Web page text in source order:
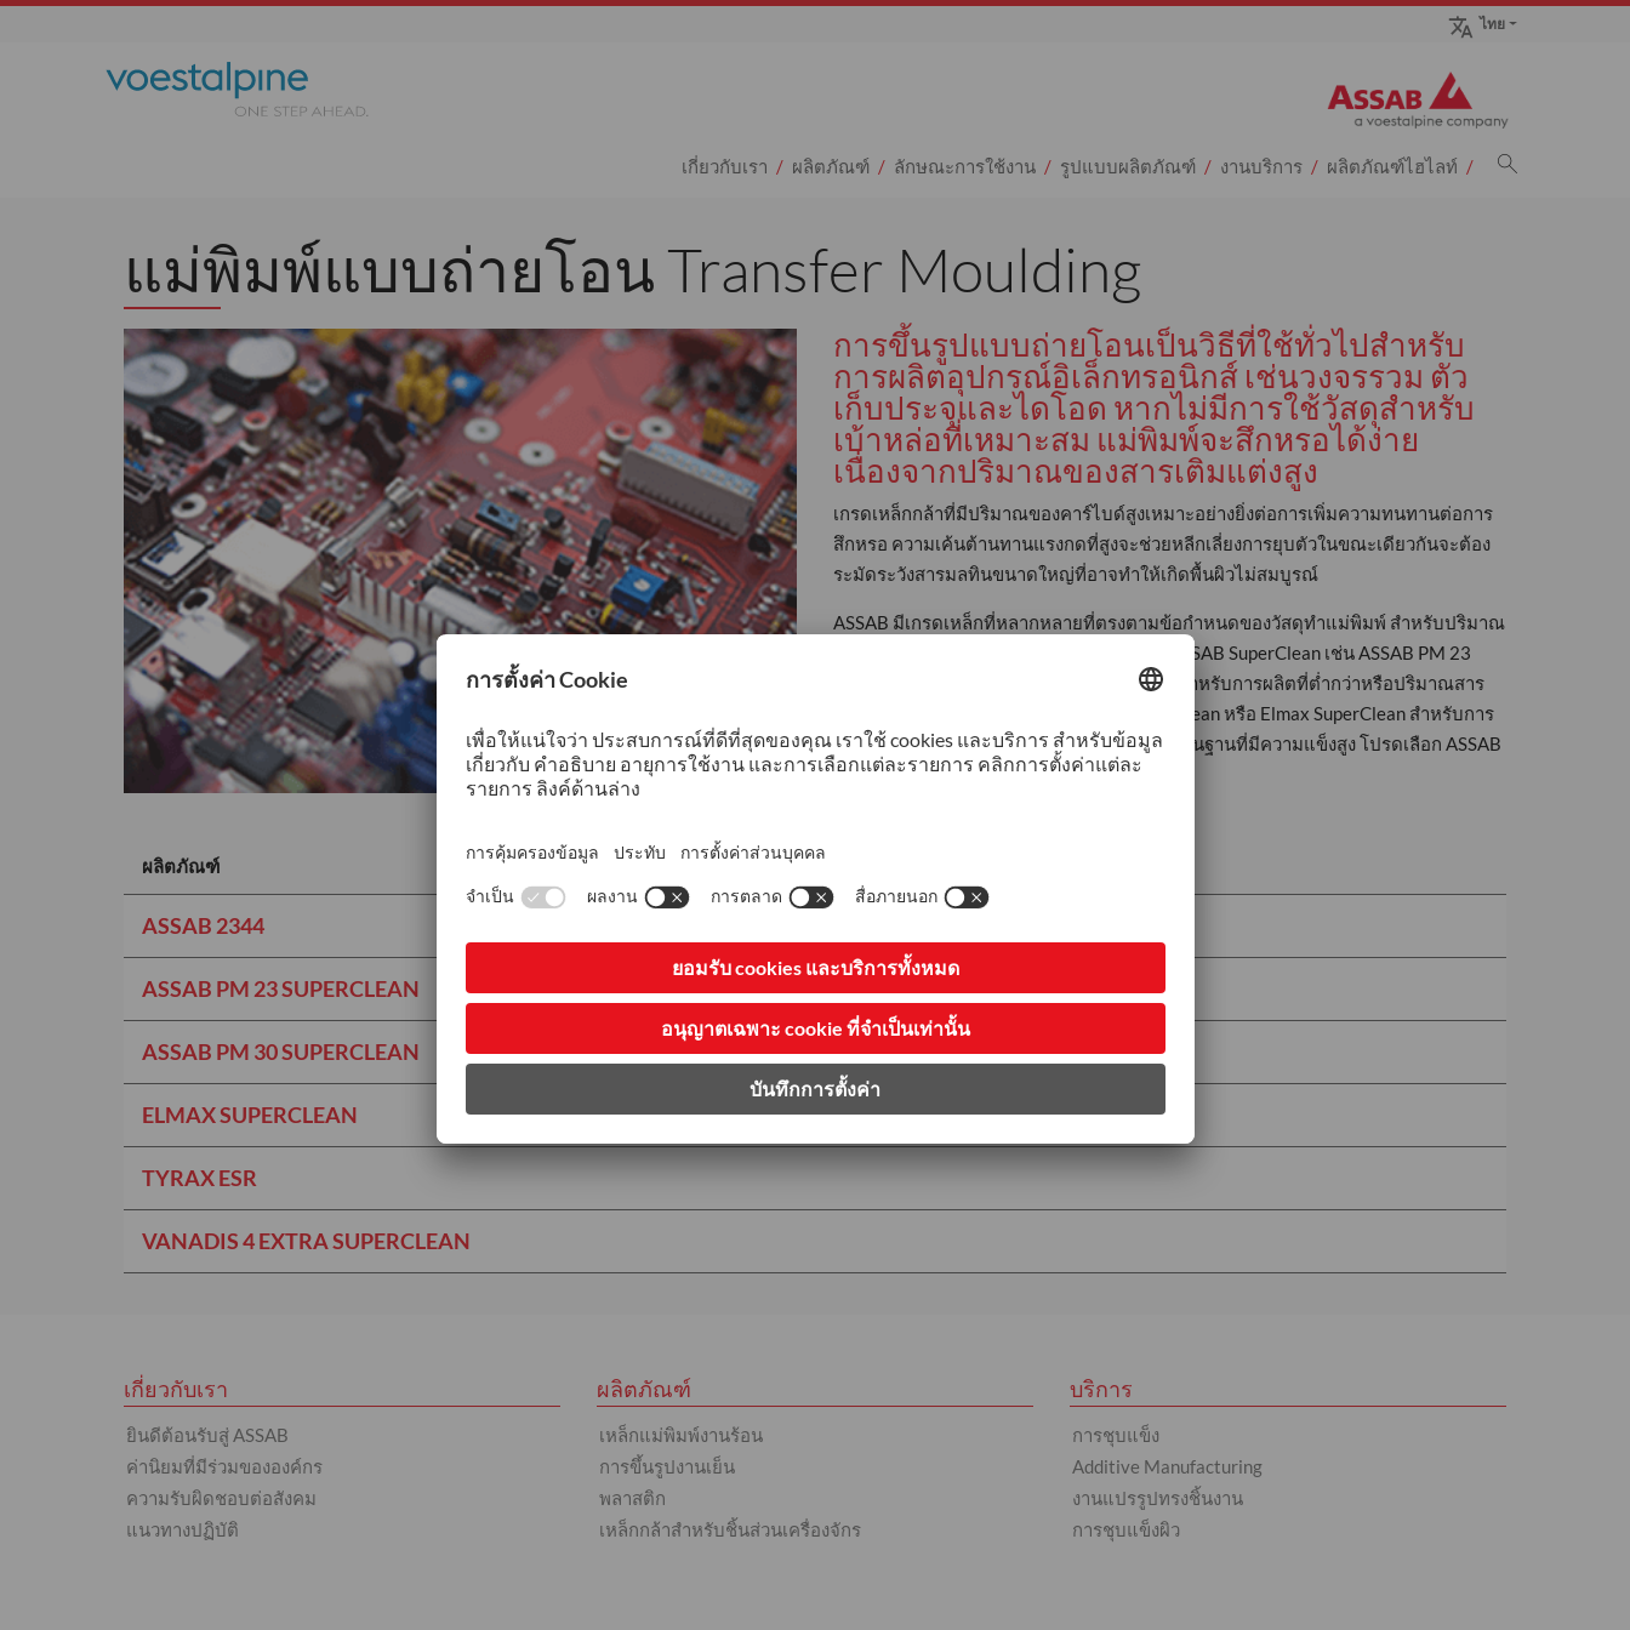
ไทย
เกี่ยวกับเรา ผลิตภัณฑ์ ลักษณะการใช้งาน รูปแบบผลิตภัณฑ์ งานบริการ ผลิตภัณฑ์ไฮไลท์
แม่พิมพ์แบบถ่ายโอน Transfer Moulding
การขึ้นรูปแบบถ่ายโอนเป็นวิธีที่ใช้ทั่วไปสำหรับ
การผลิตอุปกรณ์อิเล็กทรอนิกส์ เช่นวงจรรวม ตัว
เก็บประจุและไดโอด หากไม่มีการใช้วัสดุสำหรับ
เบ้าหล่อที่เหมาะสม แม่พิมพ์จะสึกหรอได้ง่าย
เนื่องจากปริมาณของสารเติมแต่งสูง
เกรดเหล็กกล้าที่มีปริมาณของคาร์ไบด์สูงเหมาะอย่างยิ่งต่อการเพิ่มความทนทานต่อการ
สึกหรอ ความเค้นต้านทานแรงกดที่สูงจะช่วยหลีกเลี่ยงการยุบตัวในขณะเดียวกันจะต้อง
ระมัดระวังสารมลทินขนาดใหญ่ที่อาจทำให้เกิดพื้นผิวไม่สมบูรณ์
ASSAB มีเกรดเหล็กที่หลากหลายที่ตรงตามข้อกำหนดของวัสดุทำแม่พิมพ์ สำหรับปริมาณ
สารเติมแต่งสูง โปรดเลือกจากชุดผลิตภัณฑ์ ASSAB SuperClean เช่น ASSAB PM 23
SuperClean และ ASSAB PM 30 SuperClean สำหรับการผลิตที่ต่ำกว่าหรือปริมาณสาร
เติมแต่งต่ำ โปรดเลือก Vandis 4 Extra SuperClean หรือ Elmax SuperClean สำหรับการ
ผลิตชิ้นส่วนอุปกรณ์กึ่งตัวนำมูลค่าต่ำและวัสดุพื้นฐานที่มีความแข็งสูง โปรดเลือก ASSAB
XW-42 หรือ ASSAB 88
ผลิตภัณฑ์
ASSAB 2344
ASSAB PM 23 SUPERCLEAN
ASSAB PM 30 SUPERCLEAN
ELMAX SUPERCLEAN
TYRAX ESR
VANADIS 4 EXTRA SUPERCLEAN
เกี่ยวกับเรา
ยินดีต้อนรับสู่ ASSAB
ค่านิยมที่มีร่วมขององค์กร
ความรับผิดชอบต่อสังคม
แนวทางปฏิบัติ
ผลิตภัณฑ์
เหล็กแม่พิมพ์งานร้อน
การขึ้นรูปงานเย็น
พลาสติก
เหล็กกล้าสำหรับชิ้นส่วนเครื่องจักร
บริการ
การชุบแข็ง
Additive Manufacturing
งานแปรรูปทรงชิ้นงาน
การชุบแข็งผิว